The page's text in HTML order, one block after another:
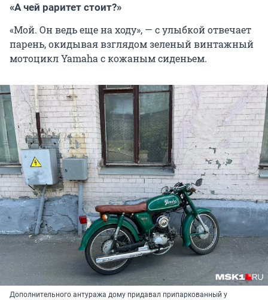
«А чей раритет стоит?»
«Мой. Он ведь еще на ходу», — с улыбкой отвечает
парень, окидывая взглядом зеленый винтажный
мотоцикл Yamaha с кожаным сиденьем.
Дополнительного антуража дому придавал припаркованный у